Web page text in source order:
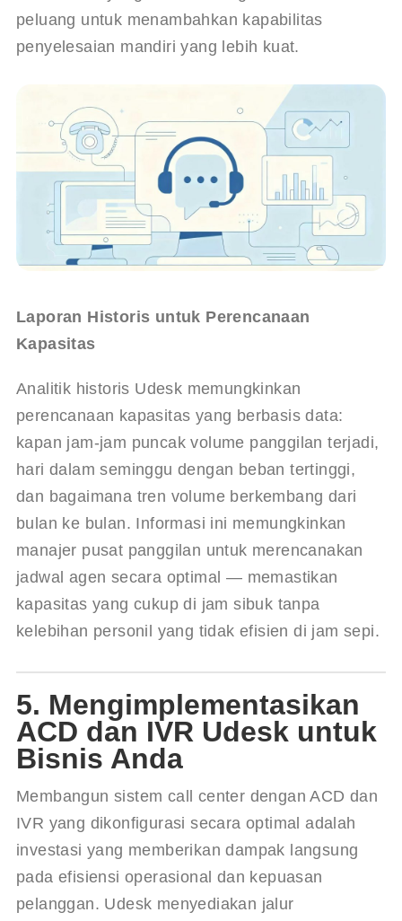
peluang untuk menambahkan kapabilitas
penyelesaian mandiri yang lebih kuat.
Laporan Historis untuk Perencanaan
Kapasitas
Analitik historis Udesk memungkinkan
perencanaan kapasitas yang berbasis data:
kapan jam-jam puncak volume panggilan terjadi,
hari dalam seminggu dengan beban tertinggi,
dan bagaimana tren volume berkembang dari
bulan ke bulan. Informasi ini memungkinkan
manajer pusat panggilan untuk merencanakan
jadwal agen secara optimal — memastikan
kapasitas yang cukup di jam sibuk tanpa
kelebihan personil yang tidak efisien di jam sepi.
5. Mengimplementasikan
ACD dan IVR Udesk untuk
Bisnis Anda
Membangun sistem call center dengan ACD dan
IVR yang dikonfigurasi secara optimal adalah
investasi yang memberikan dampak langsung
pada efisiensi operasional dan kepuasan
pelanggan. Udesk menyediakan jalur